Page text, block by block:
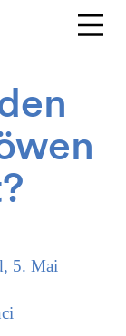
5. Mai